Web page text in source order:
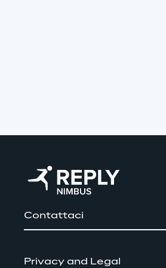
Contattaci
Privacy and Legal